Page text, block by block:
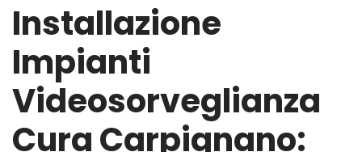
Installazione
Impianti
Videosorveglianza
Cura Carpignano: